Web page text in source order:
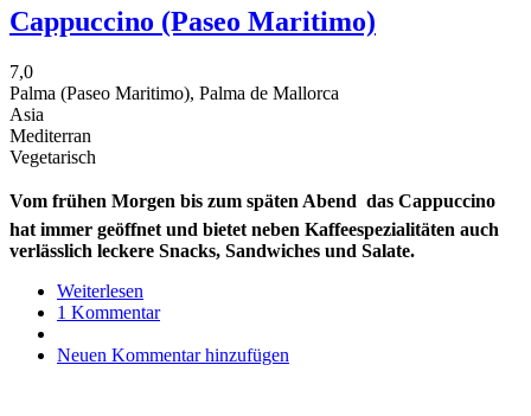
Cappuccino (Paseo Maritimo)
7,0
Palma (Paseo Maritimo), Palma de Mallorca
Asia
Mediterran
Vegetarisch
Vom frühen Morgen bis zum späten Abend  das Cappuccino
hat immer geöffnet und bietet neben Kaffeespezialitäten auch
verlässlich leckere Snacks, Sandwiches und Salate.
Weiterlesen
Cappuccino
Maritimo)
1 Kommentar
Neuen Kommentar hinzufügen